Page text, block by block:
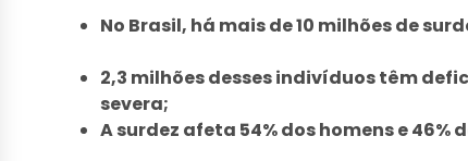
No Brasil, há mais de 10 milhões de
2,3 milhões desses indivíduos têm
severa;
A surdez afeta 54% dos homens e 46%